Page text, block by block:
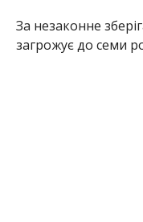
За незаконне
загрожує до семи